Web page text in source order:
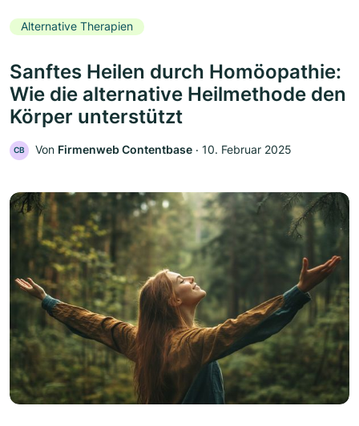
Alternative Therapien
Sanftes Heilen durch Homöopathie:
Wie die alternative Heilmethode den
Körper unterstützt
CB Von Firmenweb Contentbase ‧ 10. Februar 2025